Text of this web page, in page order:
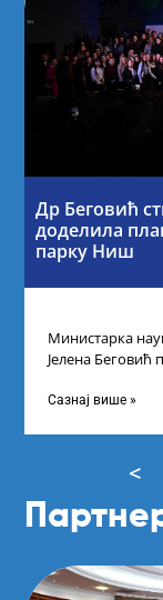
Др Беговић
доделила
парку Ниш
Министарка
Јелена Беговић
„Доситеја” Фонда
Сазнај више »
<